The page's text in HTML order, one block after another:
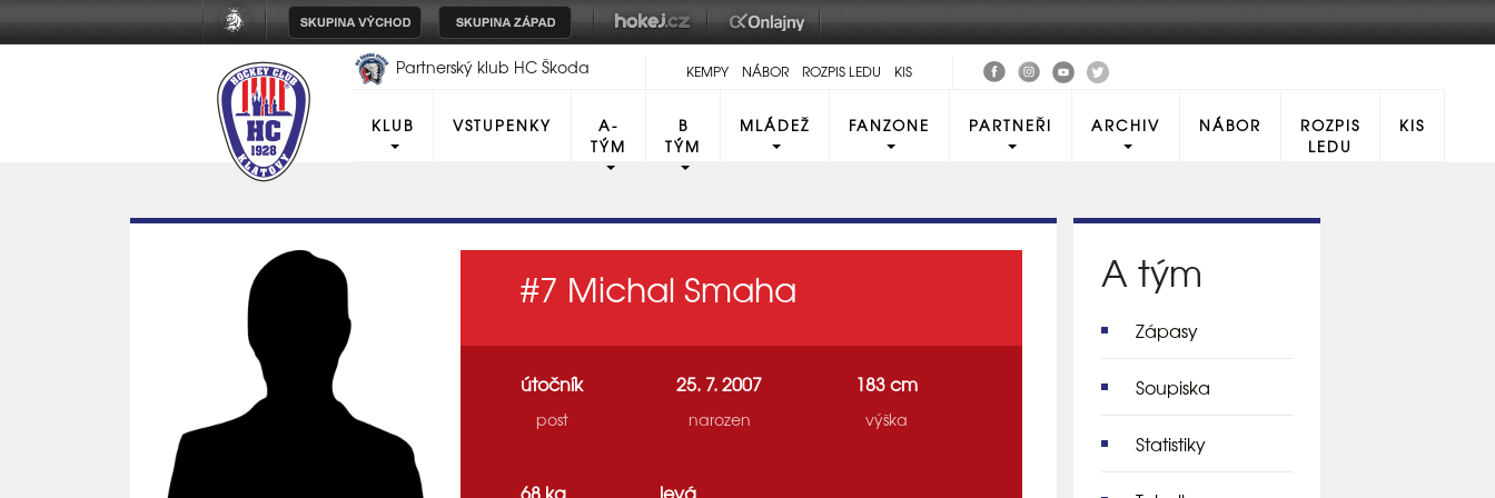
Partnerský klub HC Škoda
KEMPY NÁBOR ROZPIS LEDU KIS
KLUB VSTUPENKY
A-
TÝM
B
TÝM
MLÁDEŽ FANZONE PARTNEŘI ARCHIV NÁBOR
ROZPIS
LEDU
KIS
#7 Michal Smaha
útočník
post
25. 7. 2007
narozen
183 cm
výška
68 kg levá
A tým
Zápasy
Soupiska
Statistiky